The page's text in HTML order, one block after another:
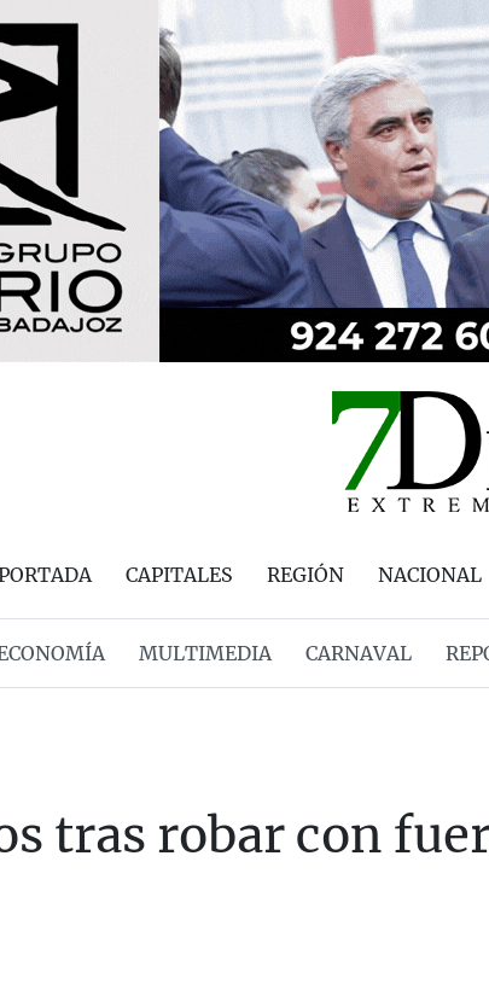
CAPITALES REGIÓN NACIONAL
MULTIMEDIA CARNAVAL
tras robar con